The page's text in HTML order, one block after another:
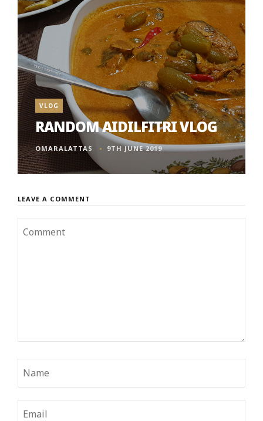
VLOG
RANDOM AIDILFITRI VLOG
OMARALATTAS 9TH JUNE 2019
LEAVE A COMMENT